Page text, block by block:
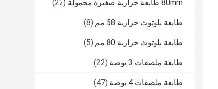
80mm طابعة حرارية صغيرة محمولة (22)
طابعة بلوتوث حرارية 58 مم (8)
طابعة بلوتوث حرارية 80 مم (5)
طابعة ملصقات 3 بوصة (22)
طابعة ملصقات 4 بوصة (47)